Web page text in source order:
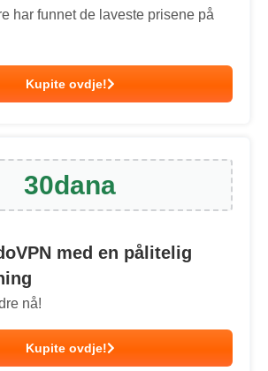
har funnet de laveste prisene på
Kupite ovdje!
30dana
med en pålitelig
nå!
Kupite ovdje!